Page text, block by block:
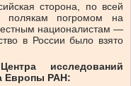
сторона, по всей
полякам погромом на
националистам —
в России было взято
исследований
Европы РАН: